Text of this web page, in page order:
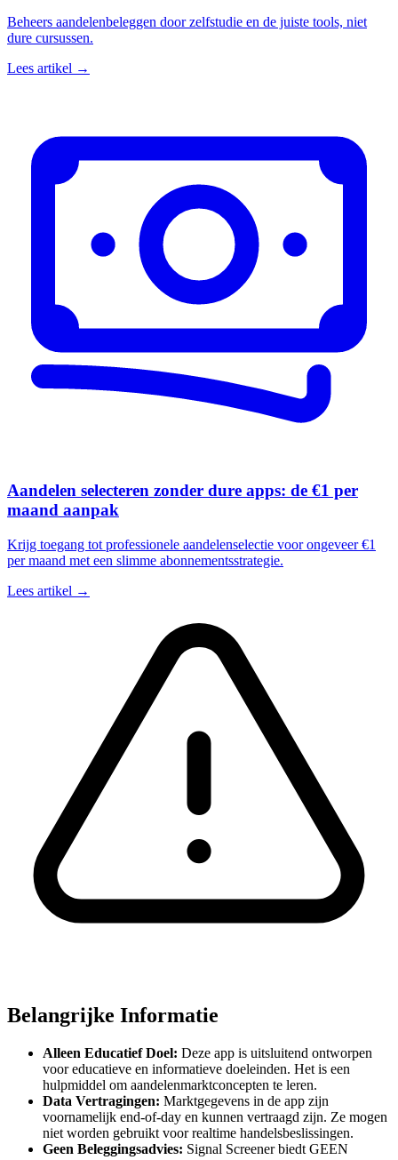
Beheers aandelenbeleggen door zelfstudie en de juiste tools, niet
dure cursussen.
Lees artikel →
Aandelen selecteren zonder dure apps: de €1 per
maand aanpak
Krijg toegang tot professionele aandelenselectie voor ongeveer €1
per maand met een slimme abonnementsstrategie.
Lees artikel →
Belangrijke Informatie
Alleen Educatief Doel: Deze app is uitsluitend ontworpen
voor educatieve en informatieve doeleinden. Het is een
hulpmiddel om aandelenmarktconcepten te leren.
Data Vertragingen: Marktgegevens in de app zijn
voornamelijk end-of-day en kunnen vertraagd zijn. Ze mogen
niet worden gebruikt voor realtime handelsbeslissingen.
Geen Beleggingsadvies: Signal Screener biedt GEEN